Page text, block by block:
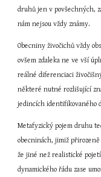
druhů jen v povšechných,
nám nejsou vždy známy.
Obecniny živočichů vždy
ovšem zdaleka ne ve vší
reálné diferenciaci
některé nutné rozlišující
jedincích identifikovaného
Metafyzický pojem druhu
obecninách, jimiž
že jiné než realistické
dynamického řádu zase